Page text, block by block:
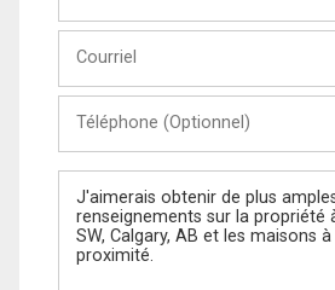
Nom
(Optionnel)
Message